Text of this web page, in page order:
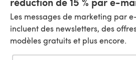
Les messages de marketing par
incluent des newsletters, des
modèles gratuits et plus encore.